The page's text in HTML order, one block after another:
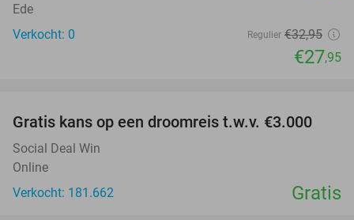
Ede
Verkocht: 0
Regulier €32,95
€27,95
Gratis kans op een droomreis t.w.v. €3.000
Social Deal Win
Online
Verkocht: 181.662
Gratis